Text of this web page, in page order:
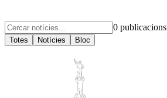
0 publicacions
Totes Notícies Bloc